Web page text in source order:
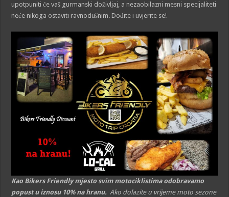
b
o
o
s
A
p
p
r
e
n
g
l
upotpuniti će vaš gurmanski doživljaj, a nezaobilazni mesni specijaliteti
neće nikoga ostaviti ravnodušnim. Dođite i uvjerite se!
Kao Bikers Friendly mjesto svim motociklistima odobravamo
popust u iznosu 10% na hranu. Ako dolazite u vrijeme moto sezone